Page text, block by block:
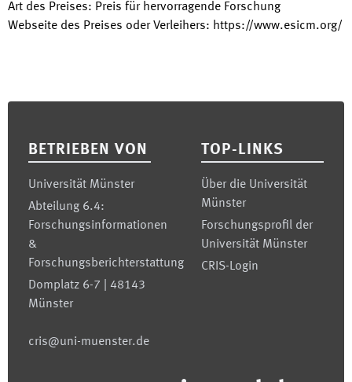
Art des Preises: Preis für hervorragende Forschung
Webseite des Preises oder Verleihers: https://www.esicm.org/
BETRIEBEN VON
Universität Münster
Abteilung 6.4:
Forschungsinformationen
&
Forschungsberichterstattung
Domplatz 6-7 | 48143
Münster
cris@uni-muenster.de
TOP-LINKS
Über die Universität
Münster
Forschungsprofil der
Universität Münster
CRIS-Login